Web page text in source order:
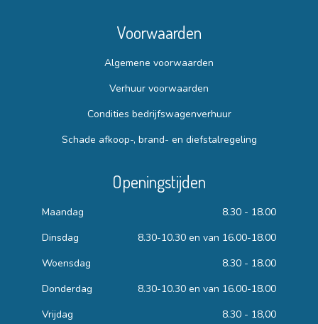
Voorwaarden
Algemene voorwaarden
Verhuur voorwaarden
Condities bedrijfswagenverhuur
Schade afkoop-, brand- en diefstalregeling
Openingstijden
Maandag
8.30 - 18.00
Dinsdag
8.30-10.30 en van 16.00-18.00
Woensdag
8.30 - 18.00
Donderdag
8.30-10.30 en van 16.00-18.00
Vrijdag
8.30 - 18,00